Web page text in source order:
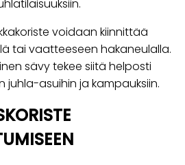
voidaan kiinnittää
tai vaatteeseen hakaneulalla.
sävy tekee siitä helposti
juhla-asuihin ja kampauksiin.